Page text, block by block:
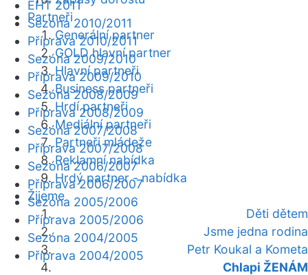
Partneři
Generální partner
GOLD hlavní partner
Hlavní partneři
Business partneři
Hrdí partneři
Mediální partneři
Partneři mládeže
Reklamní nabídka
Hrdý partner - nabídka
Žijeme
Děti dětem
Jsme jedna rodina
Petr Koukal a Kometa
Chlapi ŽENÁM
EHT 2011
Sezóna 2010/2011
Příprava 2010/2011
Sezóna 2009/2010
Příprava 2009/2010
Sezóna 2008/2009
Příprava 2008/2009
Sezóna 2007/2008
Příprava 2007/2008
Sezóna 2006/2007
Příprava 2006/2007
Sezóna 2005/2006
Příprava 2005/2006
Sezóna 2004/2005
Příprava 2004/2005